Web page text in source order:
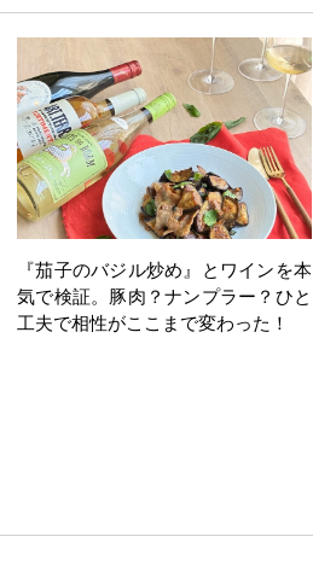
『茄子のバジル炒め』とワインを本
気で検証。豚肉？ナンプラー？ひと
工夫で相性がここまで変わった！